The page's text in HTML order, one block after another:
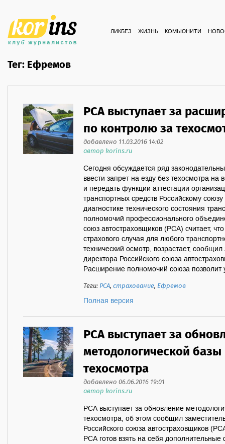
ЛИКБЕЗ ЖИЗНЬ КОМЬЮНИТИ
Тег: Ефремов
РСА выступает за
по контролю за
добавлено 11.03.2016 14:02
автор korins.ru
Сегодня обсуждается ряд
ввести запрет на езду без техосмотра
и передать функции аттестации
транспортных средств Российскому
диагностике технического состояния
полномочий профессионального
союз автостраховщиков (РСА) считает,
страхового случая для любого
технический осмотр, возрастает,
директора Российского союза
Расширение полномочий союза позволит
Теги:РСА,страхование, Ефремов
Полная версия
РСА выступает за
методологической
техосмотра
добавлено 06.06.2016 19:01
автор korins.ru
РСА выступает за обновление
техосмотра, об этом сообщил
Российского союза автостраховщиков
РСА готов взять на себя дополнительные